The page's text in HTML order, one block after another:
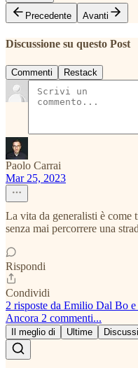
Precedente
Avanti
Discussione su questo Post
Commenti Restack
Paolo Carrai
Mar 25, 2023
La vita da generalisti è come
senza mai percorrere una
Rispondi
Condividi
2 risposte da Emilio Dal Bo e
Ancora 2 commenti...
Il meglio di Ultime